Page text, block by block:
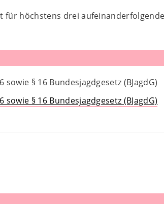
für höchstens drei
sowie § 16 Bundesjagdgesetz (BJagdG)
sowie § 16 Bundesjagdgesetz (BJagdG)